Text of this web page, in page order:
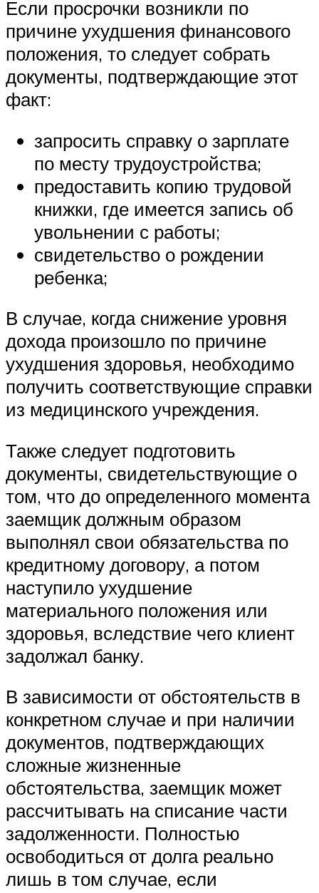
Если просрочки возникли по
причине ухудшения финансового
положения, то следует собрать
документы, подтверждающие этот
факт:
запросить справку о зарплате
по месту трудоустройства;
предоставить копию трудовой
книжки, где имеется запись об
увольнении с работы;
свидетельство о рождении
ребенка;
В случае, когда снижение уровня
дохода произошло по причине
ухудшения здоровья, необходимо
получить соответствующие справки
из медицинского учреждения.
Также следует подготовить
документы, свидетельствующие о
том, что до определенного момента
заемщик должным образом
выполнял свои обязательства по
кредитному договору, а потом
наступило ухудшение
материального положения или
здоровья, вследствие чего клиент
задолжал банку.
В зависимости от обстоятельств в
конкретном случае и при наличии
документов, подтверждающих
сложные жизненные
обстоятельства, заемщик может
рассчитывать на списание части
задолженности. Полностью
освободиться от долга реально
лишь в том случае, если